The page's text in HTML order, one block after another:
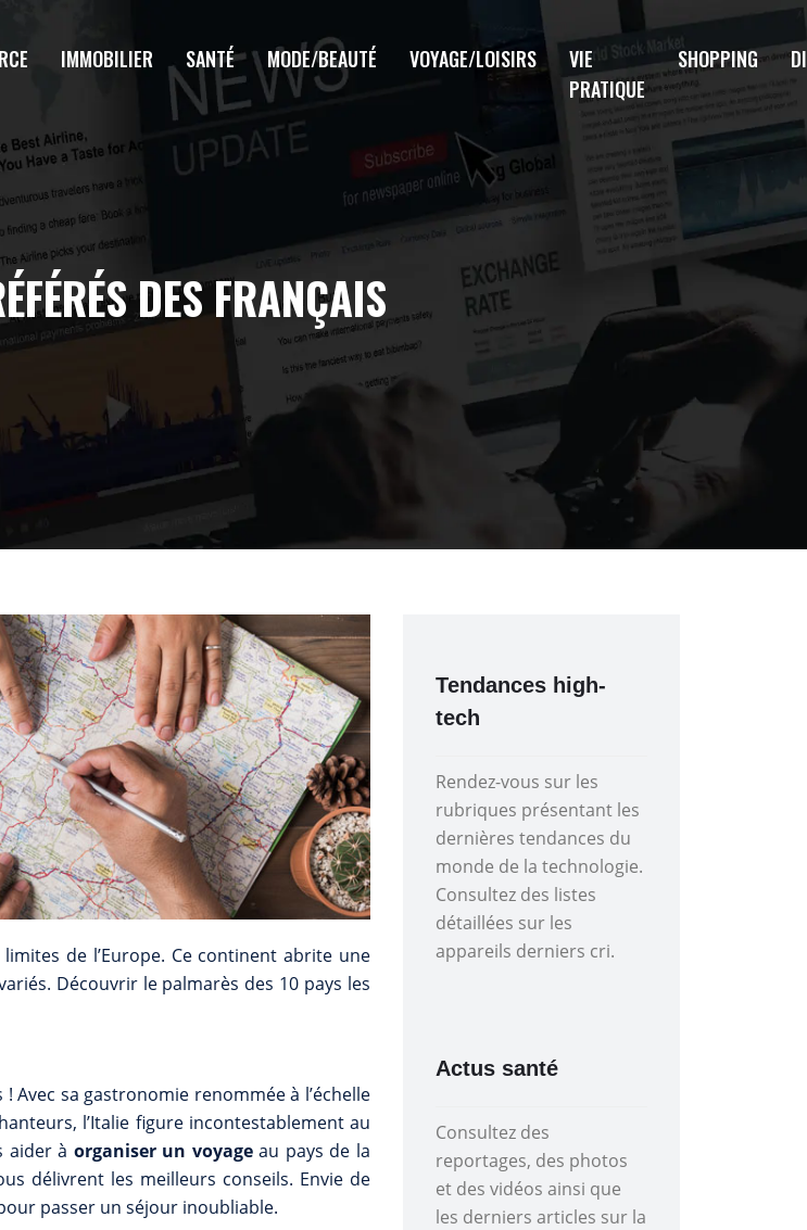
IMMOBILIER SANTÉ MODE/BEAUTÉ VOYAGE/LOISIRS
VIE
PRATIQUE
SHOPPING
DES FRANÇAIS
de l’Europe. Ce continent abrite une
Découvrir le palmarès des 10 pays les
Avec sa gastronomie renommée à l’échelle
l’Italie figure incontestablement au
aider à organiser un voyageau pays de la
délivrent les meilleurs conseils. Envie de
passer un séjour inoubliable.
Tendances high-
tech
Rendez-vous sur les
rubriques présentant les
dernières tendances du
monde de la technologie.
Consultez des listes
détaillées sur les
appareils derniers cri.
Actus santé
Consultez des
reportages, des photos
et des vidéos ainsi que
les derniers articles sur la